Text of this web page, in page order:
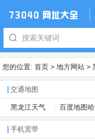
您的位置: 首页 > 地方网站 >
交通地图
黑龙江天气 百度地图
手机宽带